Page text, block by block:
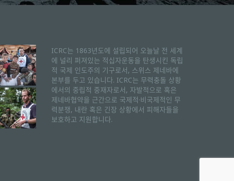
ICRC는 1863년도에 설립되어 오늘날 전 세계
에 널리 퍼져있는 적십자운동을 탄생시킨 독립
적 국제 인도주의 기구로서, 스위스 제네바에
본부를 두고 있습니다. ICRC는 무력충돌 상황
에서의 중립적 중재자로서, 자발적으로 혹은
제네바협약을 근간으로 국제적·비국제적인 무
력분쟁, 내란 혹은 긴장 상황에서 피해자들을
보호하고 지원합니다.